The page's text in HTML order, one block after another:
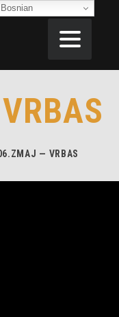
— VRBAS
Bosnian